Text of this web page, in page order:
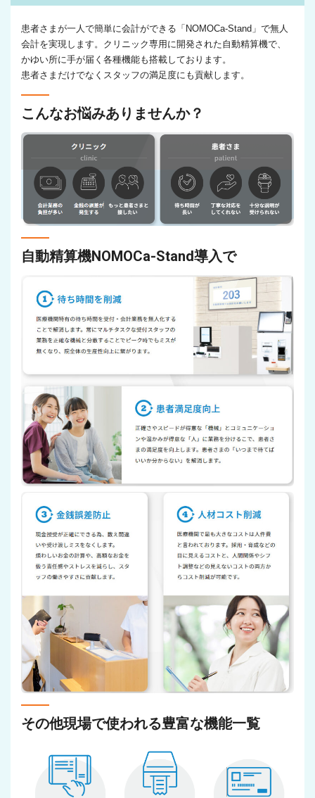
患者さまが一人で簡単に会計ができる「NOMOCa-Stand」で無人
会計を実現します。クリニック専用に開発された自動精算機で、
かゆい所に手が届く各種機能も搭載しております。
患者さまだけでなくスタッフの満足度にも貢献します。
こんなお悩みありませんか？
自動精算機NOMOCa-Stand導入で
その他現場で使われる豊富な機能一覧